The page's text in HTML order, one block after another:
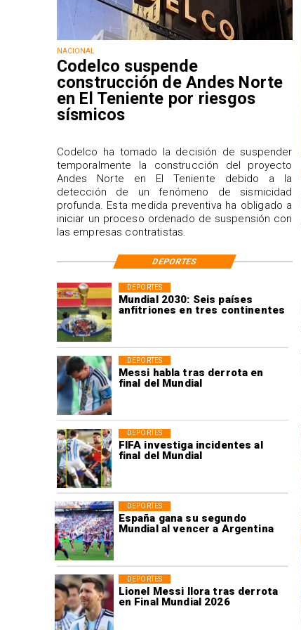
Mundial 2030: Seis países
anfitriones en tres continentes
DEPORTES
Messi habla tras derrota en
final del Mundial
DEPORTES
FIFA investiga incidentes al
final del Mundial
DEPORTES
España gana su segundo
Mundial al vencer a Argentina
DEPORTES
Lionel Messi llora tras derrota
en Final Mundial 2026
DEPORTES
NACIONAL
Codelco suspende
construcción de Andes Norte
en El Teniente por riesgos
sísmicos
Codelco ha tomado la decisión de suspender
temporalmente la construcción del proyecto
Andes Norte en El Teniente debido a la
detección de un fenómeno de sismicidad
profunda. Esta medida preventiva ha obligado a
iniciar un proceso ordenado de suspensión con
las empresas contratistas.
DEPORTES